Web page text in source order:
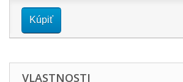
Kúpiť
VLASTNOSTI